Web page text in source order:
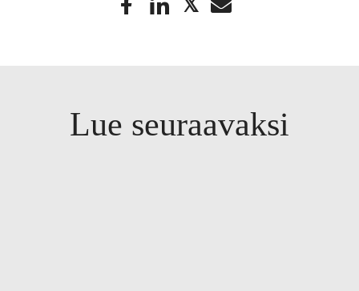
Lue seuraavaksi